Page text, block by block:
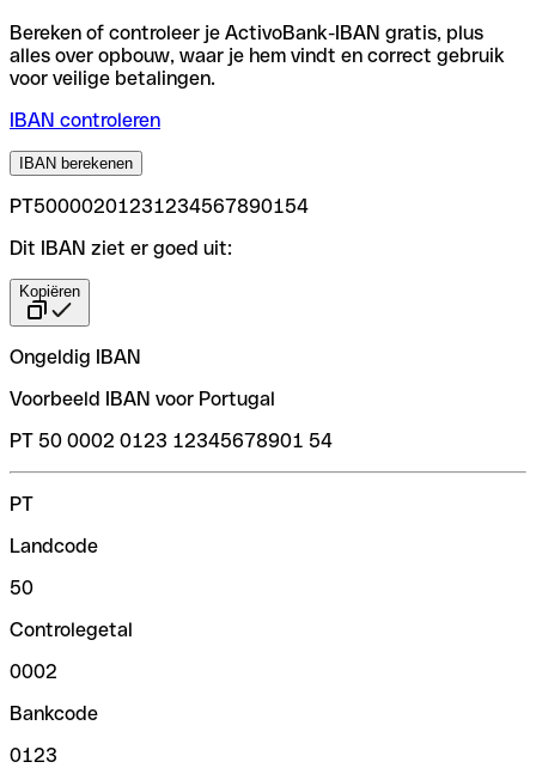
Bereken of controleer je ActivoBank-IBAN gratis, plus
alles over opbouw, waar je hem vindt en correct gebruik
voor veilige betalingen.
IBAN controleren
IBAN berekenen
PT50000201231234567890154
Dit IBAN ziet er goed uit:
Kopiëren
Ongeldig IBAN
Voorbeeld IBAN voor Portugal
PT 50 0002 0123 12345678901 54
PT
Landcode
50
Controlegetal
0002
Bankcode
0123